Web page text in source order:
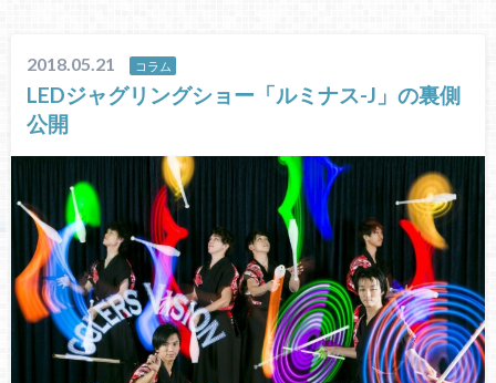
2018.05.21 コラム
LEDジャグリングショー「ルミナス-J」の裏側
公開